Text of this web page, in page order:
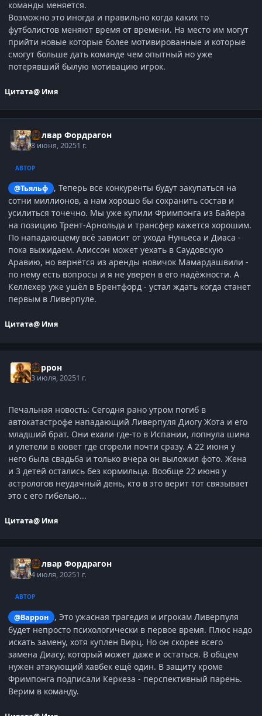
команды меняется.
Возможно это иногда и правильно когда каких то
футболистов меняют время от времени. На место им могут
прийти новые которые более мотивированные и которые
смогут больше дать команде чем опытный но уже
потерявший былую мотивацию игрок.
Цитата@ Имя
Болвар Фордрагон
8 июня, 20251 г.
АВТОР
@Тьяльф
, Теперь все конкуренты будут закупаться на
сотни миллионов, а нам хорошо бы сохранить состав и
усилиться точечно. Мы уже купили Фримпонга из Байера
на позицию Трент-Арнольда и трансфер кажется хорошим.
По нападающему всё зависит от ухода Нуньеса и Диаса -
пока выжидаем. Алиссон может уехать в Саудовскую
Аравию, но вернётся из аренды новичок Мамардашвили -
по нему есть вопросы и я не уверен в его надёжности. А
Келлехер уже ушёл в Брентфорд - устал ждать когда станет
первым в Ливерпуле.
Цитата@ Имя
Варрон
3 июля, 20251 г.
Печальная новость: Сегодня рано утром погиб в
автокатастрофе нападающий Ливерпуля Диогу Жота и его
младший брат. Они ехали где-то в Испании, лопнула шина
и улетели в кювет где сгорели почти сразу. А 22 июня у
него была свадьба и только вчера он выложил фото. Жена
и 3 детей остались без кормильца. Вообще 22 июня у
астрологов неудачный день, кто в это верит тот связывает
это с его гибелью...
Цитата@ Имя
Болвар Фордрагон
4 июля, 20251 г.
АВТОР
@Варрон
, Это ужасная трагедия и игрокам Ливерпуля
будет непросто психологически в первое время. Плюс надо
искать замену, хотя куплен Вирц. Но он скорее всего
замена Диасу, который может даже и остаться. В общем
нужен атакующий хавбек ещё один. В защиту кроме
Фримпонга подписали Керкеза - перспективный парень.
Верим в команду.